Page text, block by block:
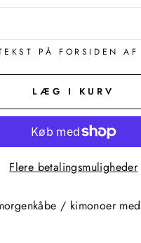
PÅ FORSIDEN AF
LÆG I KURV
Flere betalingsmuligheder
/ kimonoer